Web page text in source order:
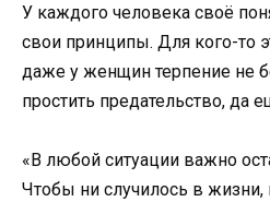
У каждого человека своё
свои принципы. Для кого-то
даже у женщин терпение не
простить предательство, да
«В любой ситуации важно
Чтобы ни случилось в